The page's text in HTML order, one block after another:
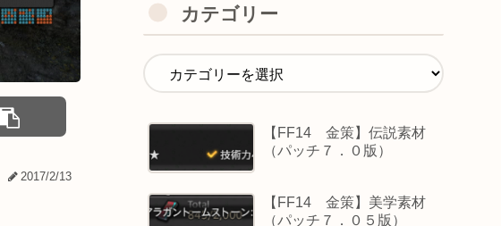
2017/2/13
カテゴリー
【FF14 金策】伝説素材
（パッチ７．０版）
【FF14 金策】美学素材
（パッチ７．０５版）